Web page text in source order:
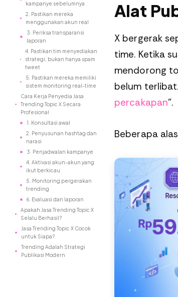
kampanye sebelumnya
2. Pastikan mereka
menggunakan akun real
3. Periksa transparansi
laporan
4. Pastikan tim menyediakan
strategi, bukan hanya spam
tweet
5. Pastikan mereka memiliki
sistem monitoring real-time
Cara Kerja Penyedia Jasa
Trending Topic X Secara
Profesional
1. Konsultasi awal
2. Penyusunan hashtag dan
narasi
3. Penjadwalan kampanye
4. Aktivasi akun-akun yang
ikut berkicau
5. Monitoring pergerakan
trending
6. Evaluasi dan laporan
Apakah Jasa Trending Topic X
Selalu Berhasil?
Jasa Trending Topic X Cocok
untuk Siapa?
Trending Adalah Strategi
Publikasi Modern
Alat
X bergerak
time. Ketika
mendorong
belum
percakapan”.
Beberapa